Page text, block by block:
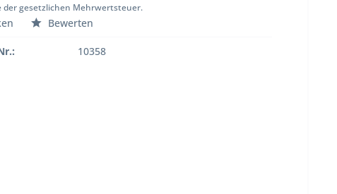
der gesetzlichen Mehrwertsteuer.
Bewerten
10358